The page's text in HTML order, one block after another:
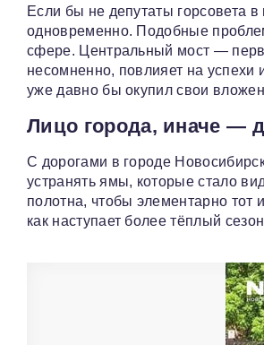
Если бы не депутаты горсовета
одновременно. Подобные
сфере. Центральный мост —
несомненно, повлияет на
уже давно бы окупил свои
Лицо города, иначе —
С дорогами в городе
устранять ямы, которые стало
полотна, чтобы элементарно тот
как наступает более тёплый